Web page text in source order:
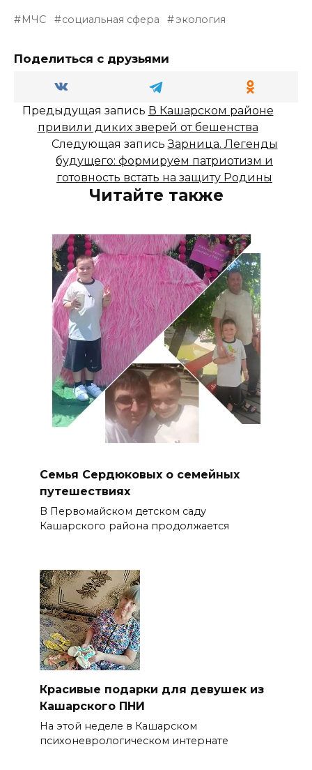
МЧС социальная сфера экология
Поделиться с друзьями
Предыдущая запись В Кашарском районе
привили диких зверей от бешенства
Следующая записьЗарница. Легенды
будущего: формируем патриотизм и
готовность встать на защиту Родины
Читайте также
Семья Сердюковых о семейных
путешествиях
В Первомайском детском саду
Кашарского района продолжается
Красивые подарки для девушек из
Кашарского ПНИ
На этой неделе в Кашарском
психоневрологическом интернате